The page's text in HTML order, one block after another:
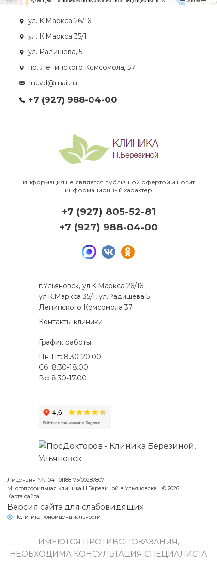
ул. К.Маркса 26/16
ул. К.Маркса 35/1
ул. Радищева, 5
пр. Ленинского Комсомола, 37
mcvd@mail.ru
+7 (927) 988-04-00
Информация не является публичной офертой и носит
информационный характер
г.Ульяновск, ул.К.Маркса 26/16
ул.К.Маркса 35/1, ул.Радищева 5
Ленинского Комсомола 37
Контакты клиники
График работы:
Пн-Пт: 8.30-20.00
Сб: 8.30-18.00
Вс: 8.30-17.00
+7 (927) 805-52-81
+7 (927) 988-04-00
Лицензия №Л041-01188-73/00287807
Многопрофильная клиника Н.Березиной в Ульяновске
© 2026
Карта сайта
Версия сайта для слабовидящих
Политика конфиденциальности
ИМЕЮТСЯ ПРОТИВОПОКАЗАНИЯ,
НЕОБХОДИМА КОНСУЛЬТАЦИЯ СПЕЦИАЛИСТА